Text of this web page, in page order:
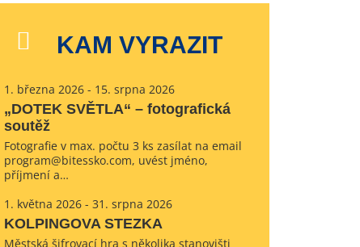
KAM VYRAZIT
1. března 2026 - 15. srpna 2026
„DOTEK SVĚTLA“ – fotografická
soutěž
Fotografie v max. počtu 3 ks zasílat na email
program@bitessko.com, uvést jméno,
příjmení a…
1. května 2026 - 31. srpna 2026
KOLPINGOVA STEZKA
Městská šifrovací hra s několika stanovišti